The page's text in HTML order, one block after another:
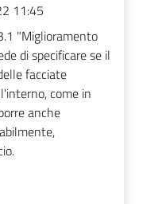
11:45
"Miglioramento
di specificare se il
facciate
come in
anche